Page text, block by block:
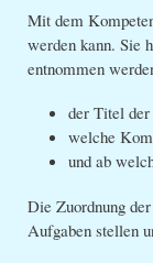
Mit dem
werden kann. Sie
entnommen
der Titel
welche
und ab
Die Zuordnung
Aufgaben stellen